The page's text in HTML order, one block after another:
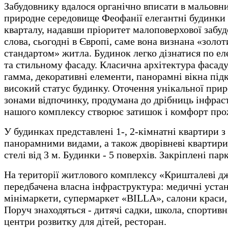
Забудовнику вдалося органічно вписати в
природне середовище Феофанії елегантні
кварталу, надавши пріоритет малоповерхової
слова, сьогодні в Європі, саме вона визнана
стандартом» житла. Будинок легко дізнатися по
та стильному фасаду. Класична архітектура
гамма, декоративні елементи, панорамні вікна
високий статус будинку. Оточення унікальної
зонами відпочинку, продумана до дрібниць
нашого комплексу створює затишок і комфорт
У будинках представлені 1-, 2-кімнатні квартири з
панорамними видами, а також дворівневі
стелі від 3 м. Будинки - 5 поверхів. Закріплені
На території житлового комплексу «Кришталеві
передбачена власна інфраструктура: медичні
мінімаркети, супермаркет «BILLA», салони
Поруч знаходяться - дитячі садки, школа,
центри розвитку для дітей, ресторан.